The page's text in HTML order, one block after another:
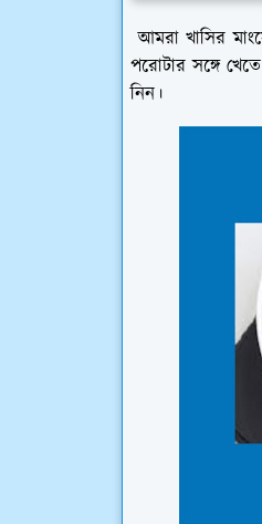
আমরা খাসির
পরোটার সঙ্গে
নিন।